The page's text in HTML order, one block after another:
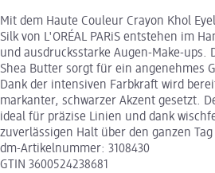
Mit dem Haute Couleur Crayon Khol
Silk von L'ORÉAL PARiS entstehen im
und ausdrucksstarke Augen-Make-ups.
Shea Butter sorgt für ein angenehmes
Dank der intensiven Farbkraft wird
markanter, schwarzer Akzent gesetzt.
ideal für präzise Linien und dank
zuverlässigen Halt über den ganzen Tag
dm-Artikelnummer: 3108430
GTIN 3600524238681